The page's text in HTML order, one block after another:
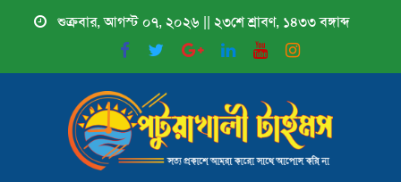
শুক্রবার, আগস্ট ০৭, ২০২৬ || ২৩শে শ্রাবণ, ১৪৩৩ বঙ্গাব্দ